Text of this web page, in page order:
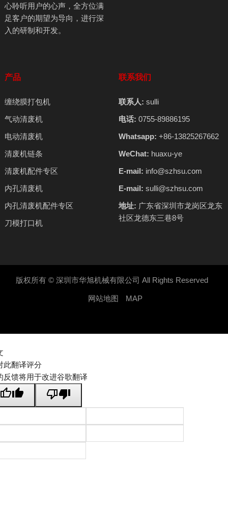
心聆听用户的心声，全方位满
足客户的期望为导向，进行深
入的研制和开发。
产品
缠绕膜打包机
气动清废机
电动清废机
清废机链条
清废机配件专区
内孔清废机
内孔清废机配件专区
刀模打口机
联系我们
联系人: sulli
电话: 0755-89886195
Whatsapp: +86-13825267662
WeChat: huaxu-ye
E-mail: info@szhsu.com
E-mail: sulli@szhsu.com
地址: 广东省深圳市龙岗区龙东
社区龙德东三巷8号
版权所有 © 深圳市华旭机械有限公司 All Rights Reserved
网站地图 MAP
此翻译评分
反馈将用于改进谷歌翻译